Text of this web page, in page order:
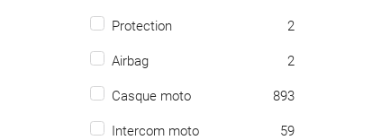
Protection 2
Airbag 2
Casque moto 893
Intercom moto 59